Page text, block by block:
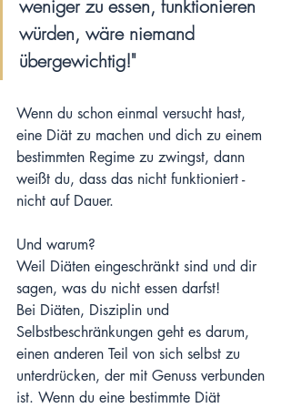
weniger zu essen, funktionieren
würden, wäre niemand
übergewichtig!"
Wenn du schon einmal versucht hast,
eine Diät zu machen und dich zu einem
bestimmten Regime zu zwingst, dann
weißt du, dass das nicht funktioniert -
nicht auf Dauer.
Und warum?
Weil Diäten eingeschränkt sind und dir
sagen, was du nicht essen darfst!
Bei Diäten, Disziplin und
Selbstbeschränkungen geht es darum,
einen anderen Teil von sich selbst zu
unterdrücken, der mit Genuss verbunden
ist. Wenn du eine bestimmte Diät